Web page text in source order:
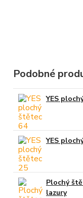
Podobné
YES
YES
Plochý
lazury